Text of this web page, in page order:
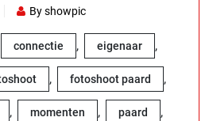
By showpic
connectie , eigenaar ,
, fotoshoot paard ,
, momenten , paard ,